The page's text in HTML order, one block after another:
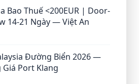
Bao Thuế <200EUR | Door-
14-21 Ngày — Việt An
Đường Biển 2026 —
Giá Port Klang